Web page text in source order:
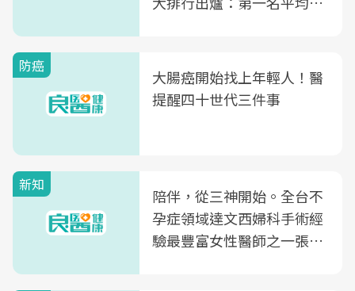
防癌
大腸癌開始找上年輕人！醫
提醒四十世代三件事
新知
陪伴，從三神開始。全台不
孕症領域達文西婦科手術經
驗最豐富女性醫師之一張永